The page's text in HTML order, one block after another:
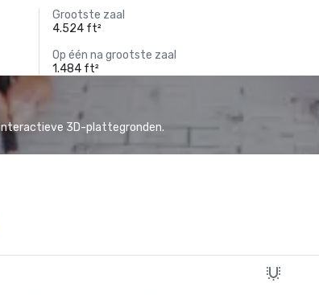
Grootste zaal
4.524 ft²
Op één na grootste zaal
1.484 ft²
3D-plattegronden.